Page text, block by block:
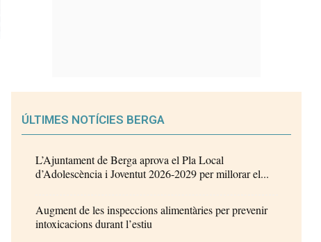
ÚLTIMES NOTÍCIES BERGA
L’Ajuntament de Berga aprova el Pla Local
d’Adolescència i Joventut 2026-2029 per millorar el...
Augment de les inspeccions alimentàries per prevenir
intoxicacions durant l’estiu